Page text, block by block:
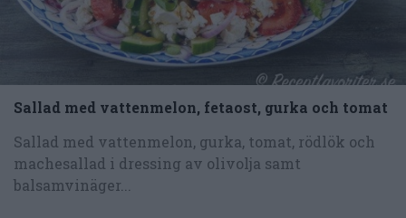
Sallad med vattenmelon, fetaost, gurka och tomat
Sallad med vattenmelon, gurka, tomat, rödlök och
machesallad i dressing av olivolja samt
balsamvinäger...